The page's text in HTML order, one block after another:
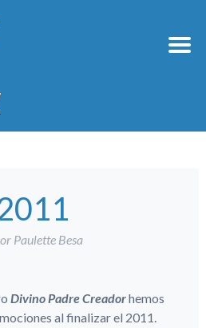
Paulette Besa
Divino Padre Creadorhemos
al finalizar el 2011.